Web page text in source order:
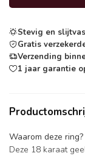
Stevig en
Gratis
Verzending
1 jaar garantie
Waarom deze ring?
Deze 18 karaat